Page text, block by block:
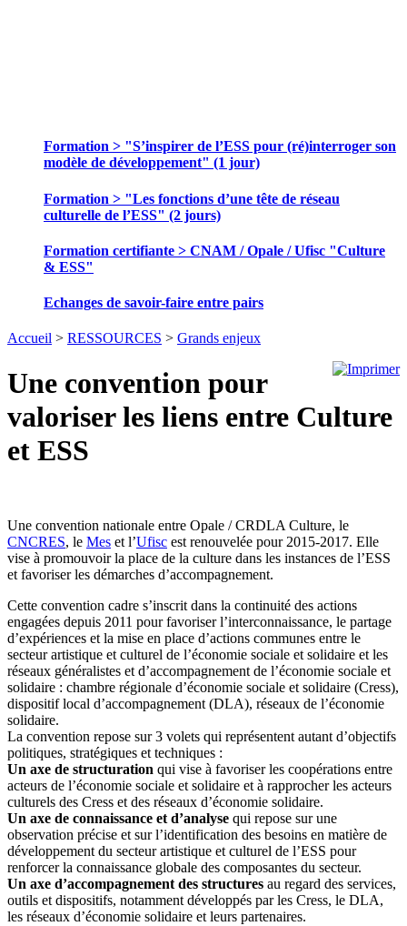
Formation > "S’inspirer de l’ESS pour (ré)interroger son
modèle de développement" (1 jour)
Formation > "Les fonctions d’une tête de réseau
culturelle de l’ESS" (2 jours)
Formation certifiante > CNAM / Opale / Ufisc "Culture
& ESS"
Echanges de savoir-faire entre pairs
Accueil > RESSOURCES > Grands enjeux
Une convention pour
valoriser les liens entre Culture
et ESS
Une convention nationale entre Opale / CRDLA Culture, le
CNCRES, le Mes et l’Ufisc est renouvelée pour 2015-2017. Elle
vise à promouvoir la place de la culture dans les instances de l’ESS
et favoriser les démarches d’accompagnement.
Cette convention cadre s’inscrit dans la continuité des actions
engagées depuis 2011 pour favoriser l’interconnaissance, le partage
d’expériences et la mise en place d’actions communes entre le
secteur artistique et culturel de l’économie sociale et solidaire et les
réseaux généralistes et d’accompagnement de l’économie sociale et
solidaire : chambre régionale d’économie sociale et solidaire (Cress),
dispositif local d’accompagnement (DLA), réseaux de l’économie
solidaire.
La convention repose sur 3 volets qui représentent autant d’objectifs
politiques, stratégiques et techniques :
Un axe de structuration qui vise à favoriser les coopérations entre
acteurs de l’économie sociale et solidaire et à rapprocher les acteurs
culturels des Cress et des réseaux d’économie solidaire.
Un axe de connaissance et d’analyse qui repose sur une
observation précise et sur l’identification des besoins en matière de
développement du secteur artistique et culturel de l’ESS pour
renforcer la connaissance globale des composantes du secteur.
Un axe d’accompagnement des structures au regard des services,
outils et dispositifs, notamment développés par les Cress, le DLA,
les réseaux d’économie solidaire et leurs partenaires.